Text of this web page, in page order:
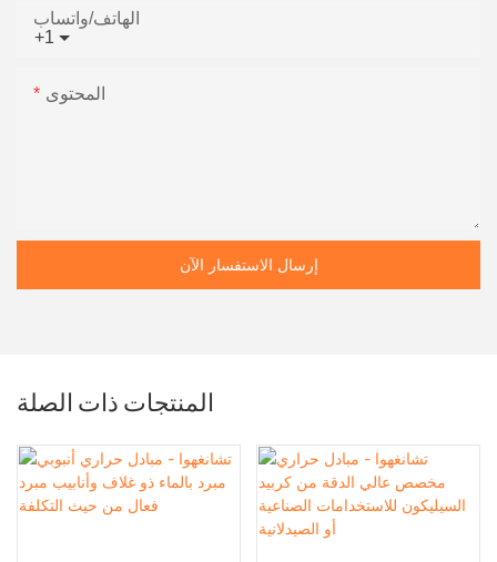
+1
الهاتف/واتساب
المحتوى
إرسال الاستفسار الآن
المنتجات ذات الصلة